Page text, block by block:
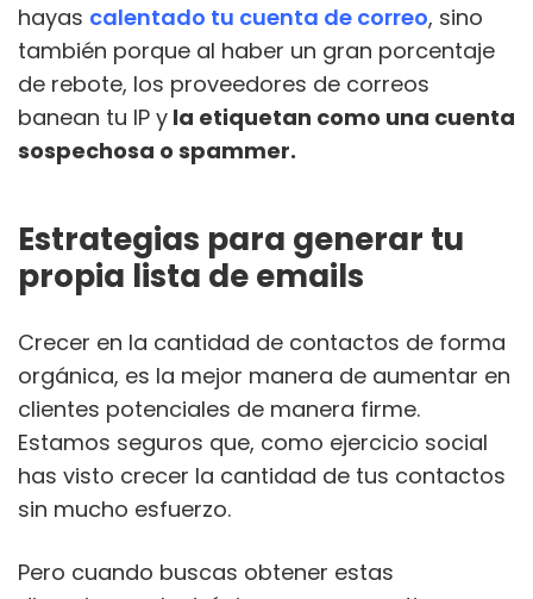
hayas calentado tu cuenta de correo, sino
también porque al haber un gran porcentaje
de rebote, los proveedores de correos
banean tu IP y la etiquetan como una cuenta
sospechosa o spammer.
Estrategias para generar tu
propia lista de emails
Crecer en la cantidad de contactos de forma
orgánica, es la mejor manera de aumentar en
clientes potenciales de manera firme.
Estamos seguros que, como ejercicio social
has visto crecer la cantidad de tus contactos
sin mucho esfuerzo.
Pero cuando buscas obtener estas